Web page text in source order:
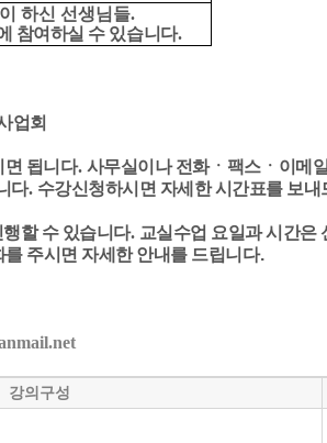
하신 선생님들.
참여하실 수 있습니다.
업회
면 됩니다. 사무실이나 전화ㆍ 팩스ㆍ 이메
다. 수강신청하시면 자세한 시간표를 보내
할 수 있습니다. 교실수업 요일과 시간은
를 주시면 자세한 안내를 드립니다.
강의구성